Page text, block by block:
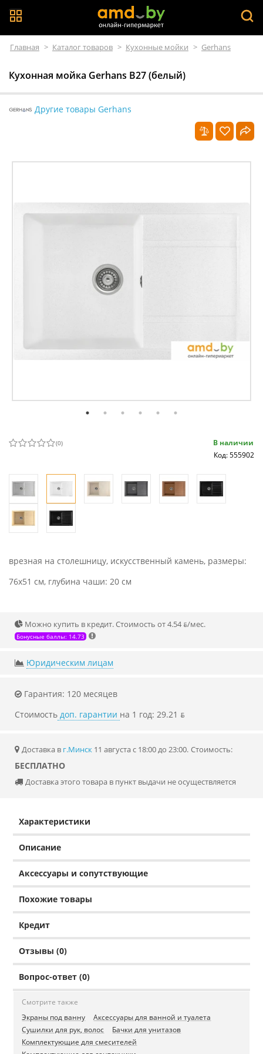
Главная > Каталог товаров > Кухонные мойки > Gerhans
Кухонная мойка Gerhans B27 (белый)
Другие товары Gerhans
(0)
В наличии
Код: 555902
врезная на столешницу, искусственный камень, размеры:
76x51 см, глубина чаши: 20 см
Можно купить в кредит. Стоимость от 4.54 ƃ/мec.
Бонусные баллы: 14.73
Юридическим лицам
Гарантия: 120 месяцев
Стоимость доп. гарантии на 1 год: 29.21 ƃ
Доставка в г.Минск 11 августа с 18:00 до 23:00. Стоимость:
БЕСПЛАТНО
Доставка этого товара в пункт выдачи не осуществляется
Характеристики
Описание
Аксессуары и сопутствующие
Похожие товары
Кредит
Отзывы (0)
Вопрос-ответ (0)
Смотрите также
Экраны под ванну
Аксессуары для ванной и туалета
Сушилки для рук, волос
Бачки для унитазов
Комплектующие для смесителей